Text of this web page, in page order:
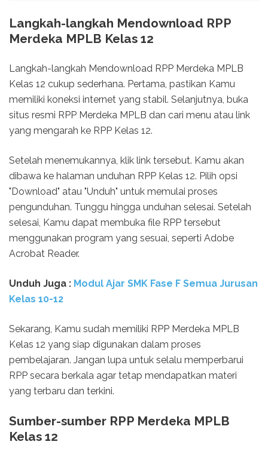
Langkah-langkah Mendownload RPP
Merdeka MPLB Kelas 12
Langkah-langkah Mendownload RPP Merdeka MPLB
Kelas 12 cukup sederhana. Pertama, pastikan Kamu
memiliki koneksi internet yang stabil. Selanjutnya, buka
situs resmi RPP Merdeka MPLB dan cari menu atau link
yang mengarah ke RPP Kelas 12.
Setelah menemukannya, klik link tersebut. Kamu akan
dibawa ke halaman unduhan RPP Kelas 12. Pilih opsi
"Download" atau "Unduh" untuk memulai proses
pengunduhan. Tunggu hingga unduhan selesai. Setelah
selesai, Kamu dapat membuka file RPP tersebut
menggunakan program yang sesuai, seperti Adobe
Acrobat Reader.
Unduh Juga : Modul Ajar SMK Fase F Semua Jurusan
Kelas 10-12
Sekarang, Kamu sudah memiliki RPP Merdeka MPLB
Kelas 12 yang siap digunakan dalam proses
pembelajaran. Jangan lupa untuk selalu memperbarui
RPP secara berkala agar tetap mendapatkan materi
yang terbaru dan terkini.
Sumber-sumber RPP Merdeka MPLB
Kelas 12